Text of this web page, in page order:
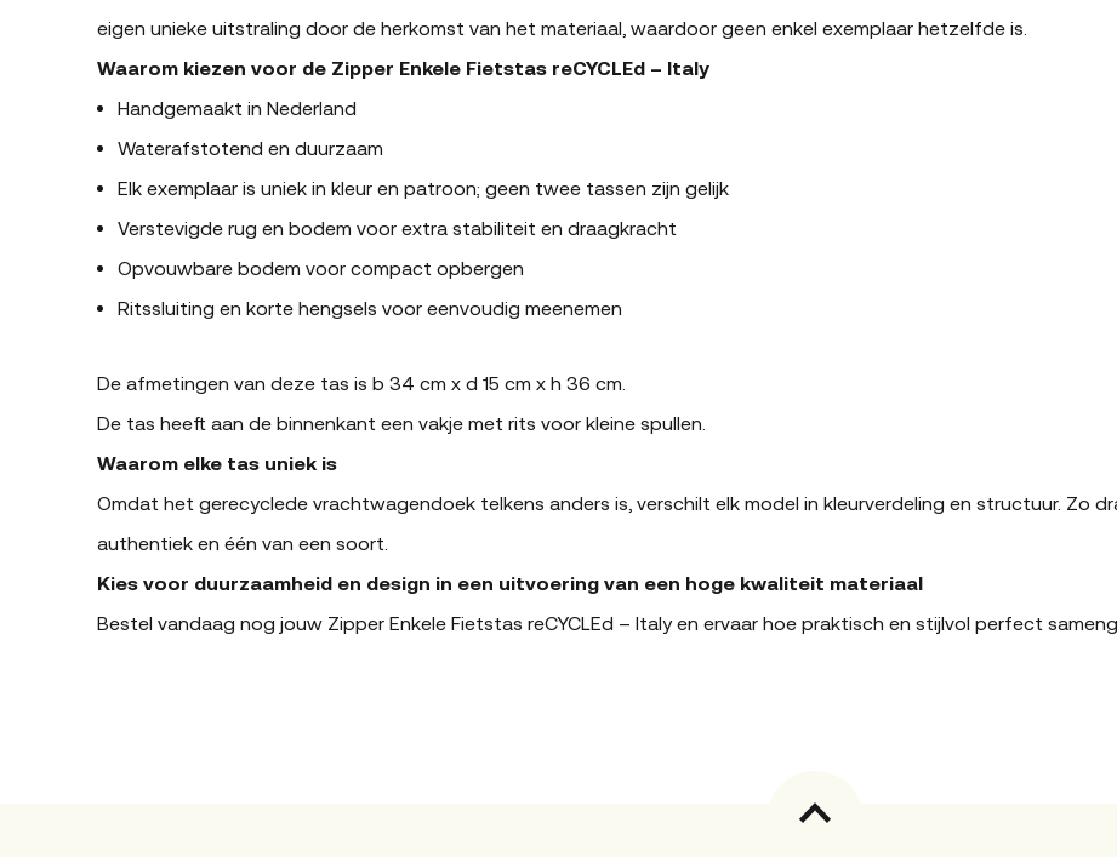
eigen unieke uitstraling door de herkomst van het materiaal, waardoor geen enkel exemplaar hetzelfde is.
Waarom kiezen voor de Zipper Enkele Fietstas reCYCLEd – Italy
Handgemaakt in Nederland
Waterafstotend en duurzaam
Elk exemplaar is uniek in kleur en patroon; geen twee tassen zijn gelijk
Verstevigde rug en bodem voor extra stabiliteit en draagkracht
Opvouwbare bodem voor compact opbergen
Ritssluiting en korte hengsels voor eenvoudig meenemen
De afmetingen van deze tas is b 34 cm x d 15 cm x h 36 cm.
De tas heeft aan de binnenkant een vakje met rits voor kleine spullen.
Waarom elke tas uniek is
Omdat het gerecyclede vrachtwagendoek telkens anders is, verschilt elk model in kleurverdeling en structuur. Zo
authentiek en één van een soort.
Kies voor duurzaamheid en design in een uitvoering van een hoge kwaliteit materiaal
Bestel vandaag nog jouw Zipper Enkele Fietstas reCYCLEd – Italy en ervaar hoe praktisch en stijlvol perfect